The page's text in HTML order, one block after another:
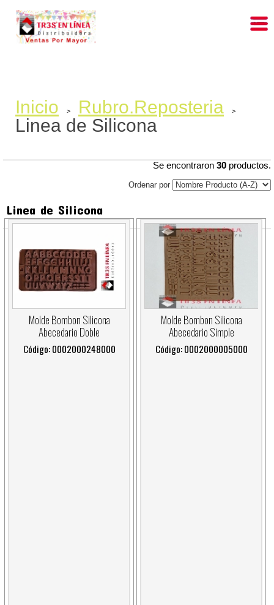
Inicio > Rubro.Reposteria >
Linea de Silicona
Se encontraron 30 productos.
Ordenar por
Linea de Silicona
Molde Bombon Silicona
Abecedario Doble
Código: 0002000248000
Molde Bombon Silicona
Abecedario Simple
Código: 0002000005000